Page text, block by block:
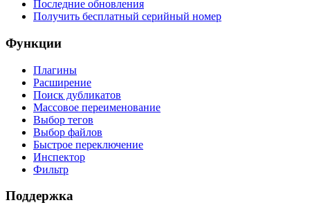
Последние обновления
Получить бесплатный серийный номер
Функции
Плагины
Расширение
Поиск дубликатов
Массовое переименование
Выбор тегов
Выбор файлов
Быстрое переключение
Инспектор
Фильтр
Поддержка